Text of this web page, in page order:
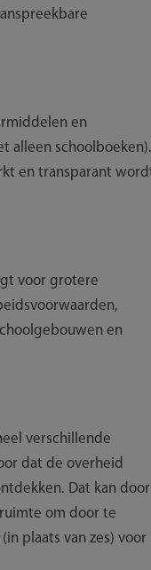
en
alleen schoolboeken).
en transparant
voor grotere
en
verschillende
dat de overheid
Dat kan door
om door te
plaats van zes) voor